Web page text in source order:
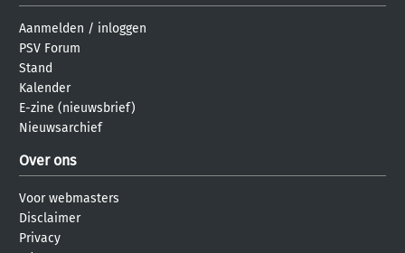
Aanmelden / inloggen
PSV Forum
Stand
Kalender
E-zine (nieuwsbrief)
Nieuwsarchief
Over ons
Voor webmasters
Disclaimer
Privacy